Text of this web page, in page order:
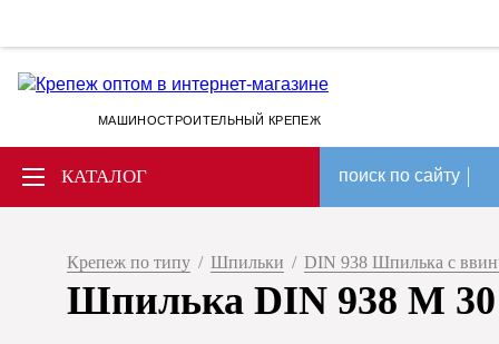
МАШИНОСТРОИТЕЛЬНЫЙ КРЕПЕЖ
КАТАЛОГ поиск по сайту
Крепеж по типу / Шпильки / DIN 938 Шпилька с
Шпилька DIN 938 M 30